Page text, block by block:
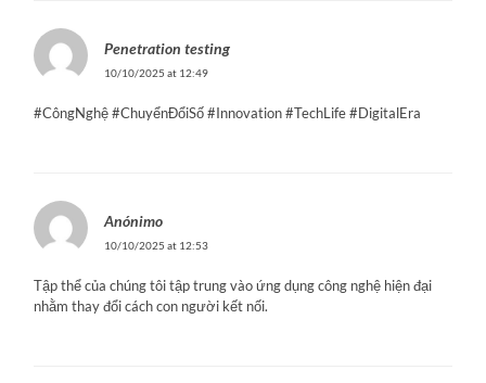
Penetration testing
10/10/2025 at 12:49
#CôngNghệ #ChuyểnĐổiSố #Innovation #TechLife #DigitalEra
Anónimo
10/10/2025 at 12:53
Tập thể của chúng tôi tập trung vào ứng dụng công nghệ hiện đại
nhằm thay đổi cách con người kết nối.